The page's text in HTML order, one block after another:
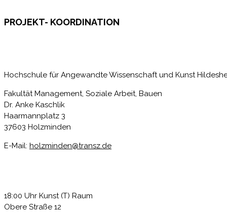
PROJEKT- KOORDINATION
Hochschule für Angewandte Wissenschaft und Kunst
Fakultät Management, Soziale Arbeit, Bauen
Dr. Anke Kaschlik
Haarmannplatz 3
37603 Holzminden
E-Mail: holzminden@transz.de
18:00 Uhr Kunst (T) Raum
Obere Straße 12